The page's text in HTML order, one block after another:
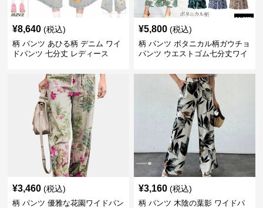
¥8,640 (税込)
柄 パンツ あひる柄 デニム ワイ
ドパンツ 七分丈 レディース
¥5,800 (税込)
柄 パンツ ボタニカル柄ガウチョ
パンツ ウエストゴム七分丈ワイ
¥3,460 (税込)
柄 パンツ 優雅な花園ワイドパン
¥3,160 (税込)
柄 パンツ 木陰の葉影 ワイドパ